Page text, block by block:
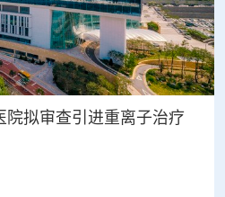
院拟审查引进重离子治疗